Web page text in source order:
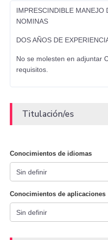
IMPRESCINDIBLE MANEJO
NOMINAS
DOS AÑOS DE
No se molesten en adjuntar
requisitos.
Titulación/es
Conocimientos de idiomas
Conocimientos de aplicaciones